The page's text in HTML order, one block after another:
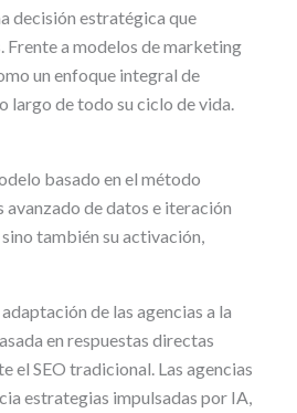
decisión estratégica que
a modelos de marketing
un enfoque integral de
largo de todo su ciclo de vida.
basado en el método
de datos e iteración
también su activación,
de las agencias a la
en respuestas directas
el SEO tradicional. Las agencias
estrategias impulsadas por IA,